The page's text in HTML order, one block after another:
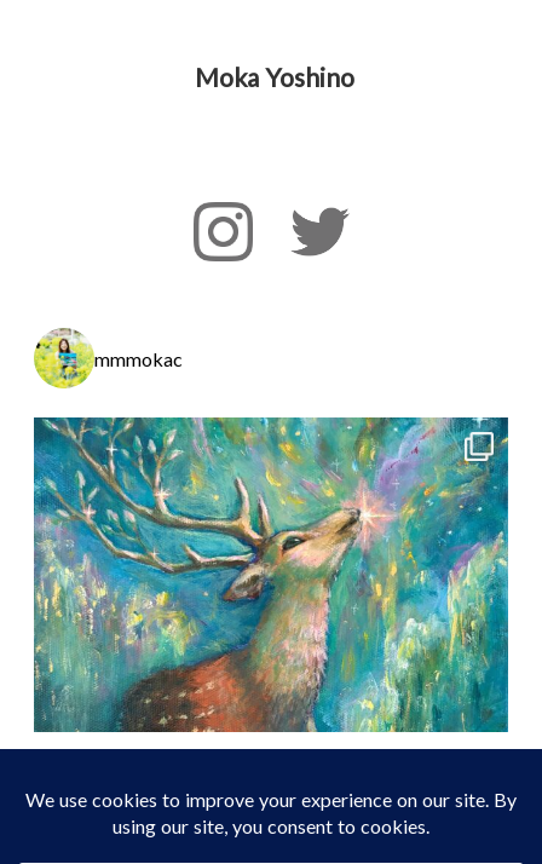
Moka Yoshino
mmmokac
プライバシーポリシー / 特定商取引に基づく表記